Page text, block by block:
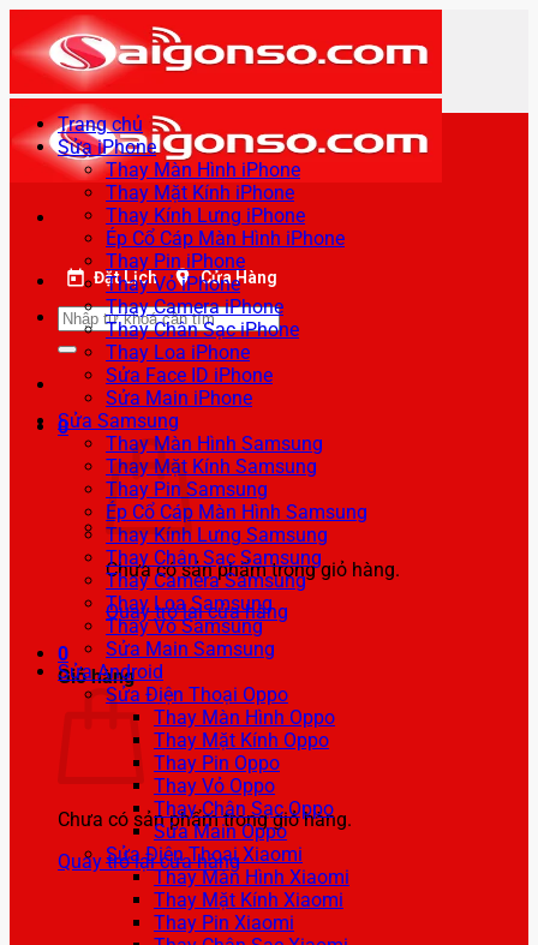
qua
nội
dung
Đặt Lịch Cửa Hàng
Tìm
kiếm:
0
Chưa có sản phẩm trong giỏ hàng.
Quay trở lại cửa hàng
0
Giỏ hàng
Chưa có sản phẩm trong giỏ hàng.
Quay trở lại cửa hàng
Trang chủ
Sửa iPhone
Thay Màn Hình iPhone
Thay Mặt Kính iPhone
Thay Kính Lưng iPhone
Ép Cổ Cáp Màn Hình iPhone
Thay Pin iPhone
Thay Vỏ iPhone
Thay Camera iPhone
Thay Chân Sạc iPhone
Thay Loa iPhone
Sửa Face ID iPhone
Sửa Main iPhone
Sửa Samsung
Thay Màn Hình Samsung
Thay Mặt Kính Samsung
Thay Pin Samsung
Ép Cổ Cáp Màn Hình Samsung
Thay Kính Lưng Samsung
Thay Chân Sạc Samsung
Thay Camera Samsung
Thay Loa Samsung
Thay Vỏ Samsung
Sửa Main Samsung
Sửa Android
Sửa Điện Thoại Oppo
Thay Màn Hình Oppo
Thay Mặt Kính Oppo
Thay Pin Oppo
Thay Vỏ Oppo
Thay Chân Sạc Oppo
Sửa Main Oppo
Sửa Điện Thoại Xiaomi
Thay Màn Hình Xiaomi
Thay Mặt Kính Xiaomi
Thay Pin Xiaomi